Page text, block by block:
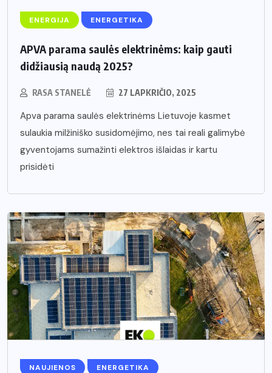
ENERGIJA ENERGETIKA
APVA parama saulės elektrinėms: kaip gauti
didžiausią naudą 2025?
RASA STANELĖ 27 LAPKRIČIO, 2025
Apva parama saulės elektrinėms Lietuvoje kasmet
sulaukia milžiniško susidomėjimo, nes tai reali galimybė
gyventojams sumažinti elektros išlaidas ir kartu
prisidėti
NAUJIENOS ENERGETIKA